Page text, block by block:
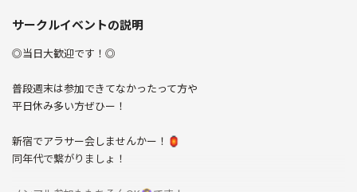
サークルイベントの説明
◎当日大歓迎です！◎
普段週末は参加できてなかったって方や
平日休み多い方ぜひー！
新宿でアラサー会しませんかー！🏮
同年代で繋がりましょ！